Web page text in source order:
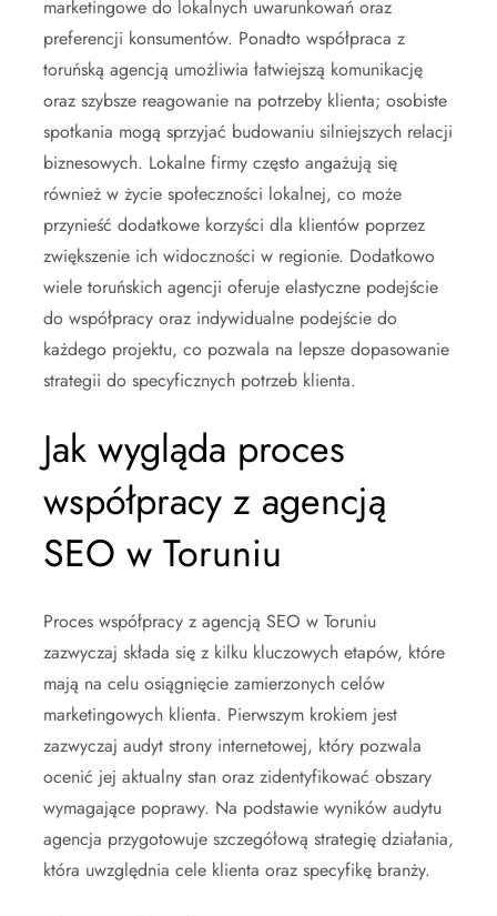
marketingowe do lokalnych uwarunkowań oraz
preferencji konsumentów. Ponadto współpraca z
toruńską agencją umożliwia łatwiejszą komunikację
oraz szybsze reagowanie na potrzeby klienta; osobiste
spotkania mogą sprzyjać budowaniu silniejszych relacji
biznesowych. Lokalne firmy często angażują się
również w życie społeczności lokalnej, co może
przynieść dodatkowe korzyści dla klientów poprzez
zwiększenie ich widoczności w regionie. Dodatkowo
wiele toruńskich agencji oferuje elastyczne podejście
do współpracy oraz indywidualne podejście do
każdego projektu, co pozwala na lepsze dopasowanie
strategii do specyficznych potrzeb klienta.
Jak wygląda proces
współpracy z agencją
SEO w Toruniu
Proces współpracy z agencją SEO w Toruniu
zazwyczaj składa się z kilku kluczowych etapów, które
mają na celu osiągnięcie zamierzonych celów
marketingowych klienta. Pierwszym krokiem jest
zazwyczaj audyt strony internetowej, który pozwala
ocenić jej aktualny stan oraz zidentyfikować obszary
wymagające poprawy. Na podstawie wyników audytu
agencja przygotowuje szczegółową strategię działania,
która uwzględnia cele klienta oraz specyfikę branży.